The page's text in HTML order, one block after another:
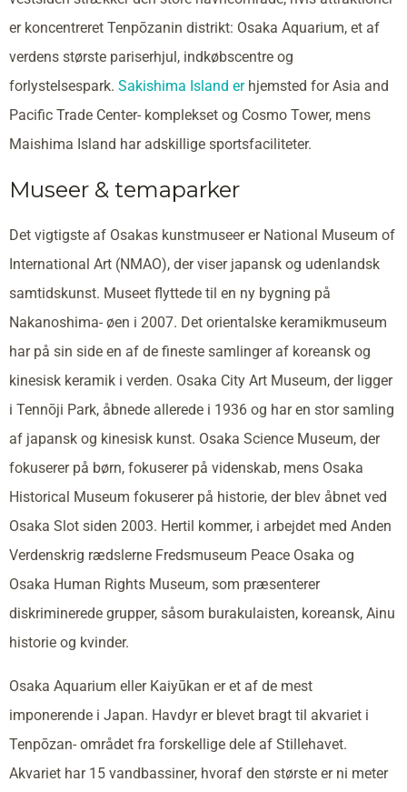
er koncentreret Tenpōzanin distrikt: Osaka Aquarium, et af
verdens største pariserhjul, indkøbscentre og
forlystelsespark. Sakishima Island erhjemsted for Asia and
Pacific Trade Center- komplekset og Cosmo Tower, mens
Maishima Island har adskillige sportsfaciliteter.
Museer & temaparker
Det vigtigste af Osakas kunstmuseer er National Museum of
International Art (NMAO), der viser japansk og udenlandsk
samtidskunst. Museet flyttede til en ny bygning på
Nakanoshima- øen i 2007. Det orientalske keramikmuseum
har på sin side en af de fineste samlinger af koreansk og
kinesisk keramik i verden. Osaka City Art Museum, der ligger
i Tennōji Park, åbnede allerede i 1936 og har en stor samling
af japansk og kinesisk kunst. Osaka Science Museum, der
fokuserer på børn, fokuserer på videnskab, mens Osaka
Historical Museum fokuserer på historie, der blev åbnet ved
Osaka Slot siden 2003. Hertil kommer, i arbejdet med Anden
Verdenskrig rædslerne Fredsmuseum Peace Osaka og
Osaka Human Rights Museum, som præsenterer
diskriminerede grupper, såsom burakulaisten, koreansk, Ainu
historie og kvinder.
Osaka Aquarium eller Kaiyūkan er et af de mest
imponerende i Japan. Havdyr er blevet bragt til akvariet i
Tenpōzan- området fra forskellige dele af Stillehavet.
Akvariet har 15 vandbassiner, hvoraf den største er ni meter